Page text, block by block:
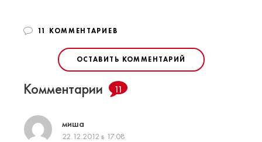
11 КОММЕНТАРИЕВ
ОСТАВИТЬ КОММЕНТАРИЙ
Комментарии 11
миша
22.12.2012 в 17:08